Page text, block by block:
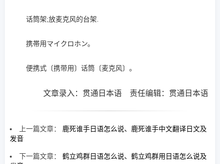
话筒架;放麦克风的台架.
携帯用マイクロホン。
便携式〔携带用〕话筒〔麦克风〕。
文章录入：贯通日本语 责任编辑：贯通日本语
上一篇文章： 鹿死谁手日语怎么说、鹿死谁手中文翻译日文及
发音
下一篇文章： 鹤立鸡群日语怎么说、鹤立鸡群用日语怎么说及